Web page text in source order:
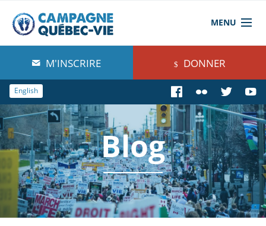
MENU
À propos de nous
Blog
Comprendre
Agir
Boutique
M'INSCRIRE DONNER
English
Blog